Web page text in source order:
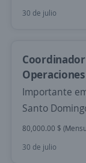
30 de julio
Operaciones
Importante
Santo
80,000.00 $
30 de julio